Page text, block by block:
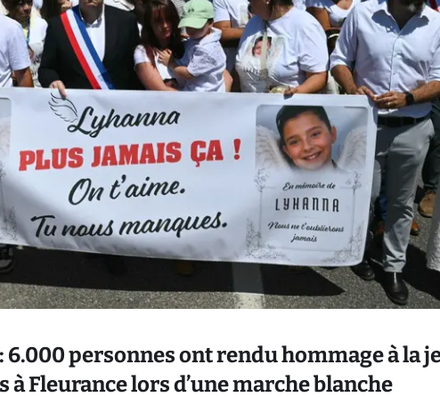
6.000 personnes ont rendu hommage à la
à Fleurance lors d’une marche blanche